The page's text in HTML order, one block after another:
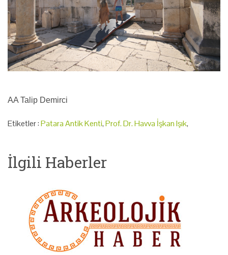
AA Talip Demirci
Etiketler :Patara Antik Kenti,Prof. Dr. Havva İşkan Işık,
İlgili Haberler